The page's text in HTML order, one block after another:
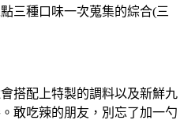
三種口味一次蒐集的綜合(三
搭配上特製的調料以及新鮮九
敢吃辣的朋友，別忘了加一勺